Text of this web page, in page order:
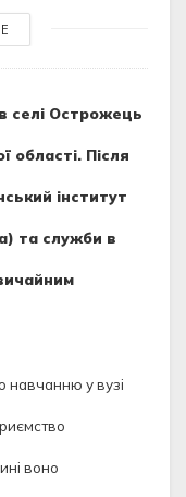
селі Острожець
області. Після
інститут
та служби в
навчанню у вузі
воно